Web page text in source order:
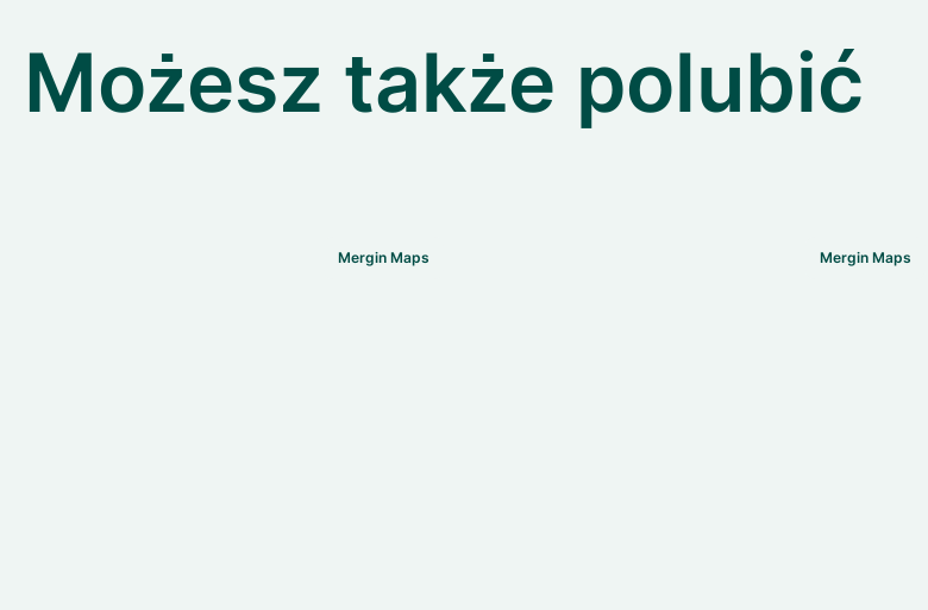
Możesz także polubić
Mergin Maps Mergin Maps